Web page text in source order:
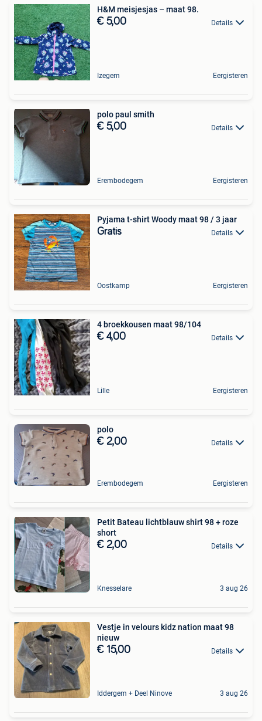
H&M meisjesjas – maat 98.
€ 5,00 Details
Izegem Eergisteren
polo paul smith
€ 5,00 Details
Erembodegem Eergisteren
Pyjama t-shirt Woody maat 98 / 3 jaar
Gratis Details
Oostkamp Eergisteren
4 broekkousen maat 98/104
€ 4,00 Details
Lille Eergisteren
polo
€ 2,00 Details
Erembodegem Eergisteren
Petit Bateau lichtblauw shirt 98 + roze
short
€ 2,00 Details
Knesselare 3 aug 26
Vestje in velours kidz nation maat 98
nieuw
€ 15,00 Details
Iddergem + Deel Ninove 3 aug 26